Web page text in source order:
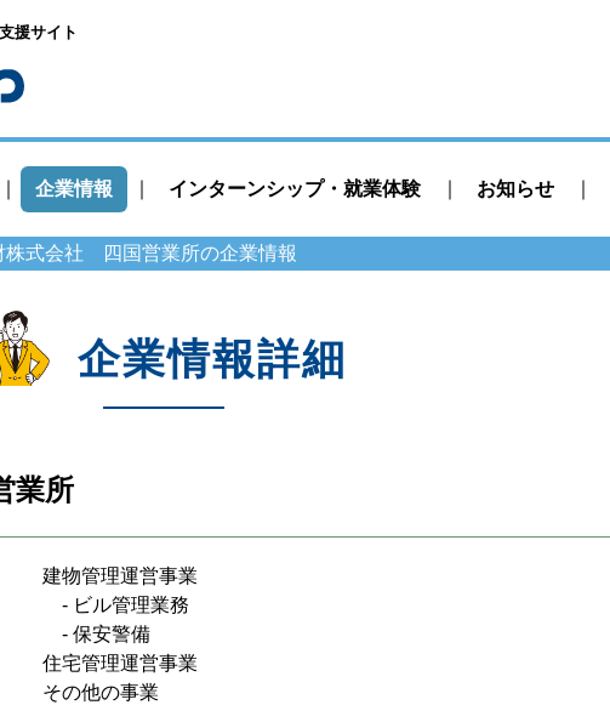
援サイト
企業情報 インターンシップ・就業体験 お知らせ
株式会社 四国営業所の企業情報
企業情報詳細
業所
建物管理運営事業
- ビル管理業務
- 保安警備
住宅管理運営事業
その他の事業